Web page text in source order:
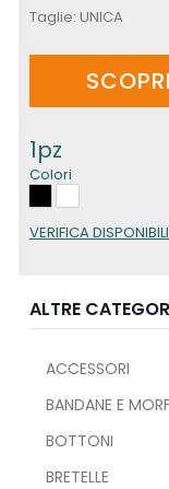
Taglie: UNICA
1pz
Colori
VERIFICA
ALTRE
ACCESSORI
BANDANE E
BOTTONI
BRETELLE